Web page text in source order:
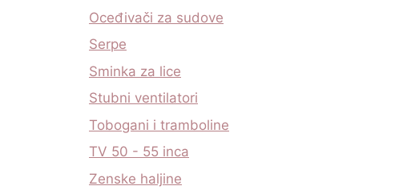
Oceđivači za sudove
Serpe
Sminka za lice
Stubni ventilatori
Tobogani i tramboline
TV 50 - 55 inca
Zenske haljine